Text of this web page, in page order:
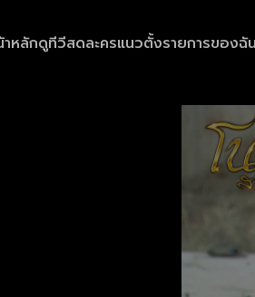
าหลักดูทีวีสดละครแนวตั้งรายการของฉัน